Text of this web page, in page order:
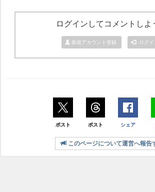
ログインしてコメントしよ
新規アカウント登録 ログイ
ポスト ポスト シェア
このページについて運営へ報告